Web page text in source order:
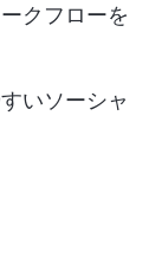
クフローを
いソーシャ